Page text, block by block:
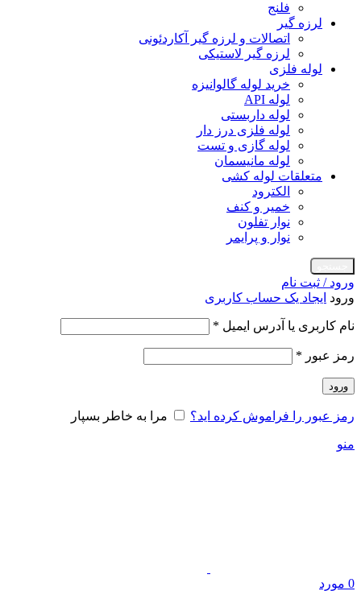
فلنج
لرزه گیر
اتصالات و لرزه گیر آکاردئونی
لرزه گیر لاستیکی
لوله فلزی
خرید لوله گالوانیزه
لوله API
لوله داربستی
لوله فلزی درز دار
لوله گازی و تست
لوله مانیسمان
متعلقات لوله کشی
الکترود
خمیر و کنف
نوار تفلون
نوار و پرایمر
ورود / ثبت نام
ورود ایجاد یک حساب کاربری
نام کاربری یا آدرس ایمیل *
رمز عبور *
ورود
رمز عبور را فراموش کرده اید؟ مرا به خاطر بسپار
منو
0 مورد